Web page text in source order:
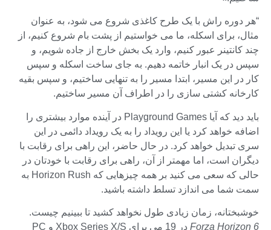
“هر دوره راش با یک طرح کاغذی شروع می شود، به عنوان
مثال، برای اسکله، ما می خواستیم از پشت بام شروع کنیم، از
چند کانتینر عبور کنیم، وارد یک بخش خارج از جاده شویم، و
سپس در یک انبار خاتمه دهیم. به جای ساخت اسکله و سپس
کار در این مسیر، ابتدا مسیر را به تنهایی ساختیم، و سپس بقیه
کارخانه کشتی سازی را در اطراف آن مسیر ساختیم.
باید دید که آیا Playground Games در آینده موارد بیشتری را
اضافه خواهد کرد یا این رویداد را به یک رویداد دائمی در این
سری تبدیل خواهد کرد. در حال حاضر، این راهی برای رقابت با
دیگران است، اما مهمتر از آن، راهی برای رقابت با خودتان در
حالی که سعی می کنید بر همه چیزهایی که Horizon Rush به
سمت شما می اندازد تسلط داشته باشید.
خوشبختانه، زمان زیادی طول نخواهد کشید تا ببینیم چیست.
Forza Horizon 6
در 19 می برای Xbox Series X/S و PC